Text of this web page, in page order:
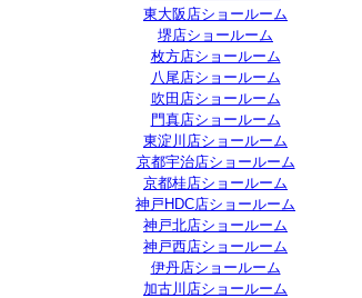
東大阪店ショールーム
堺店ショールーム
枚方店ショールーム
八尾店ショールーム
吹田店ショールーム
門真店ショールーム
東淀川店ショールーム
京都宇治店ショールーム
京都桂店ショールーム
神戸HDC店ショールーム
神戸北店ショールーム
神戸西店ショールーム
伊丹店ショールーム
加古川店ショールーム